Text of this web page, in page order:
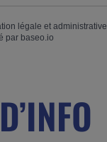
légale et administrative
par baseo.io
D’INFO